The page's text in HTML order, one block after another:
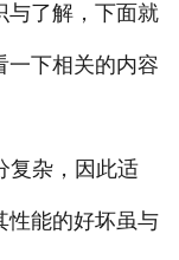
系我们
与了解，下面就
一下相关的内容
复杂，因此适
性能的好坏虽与